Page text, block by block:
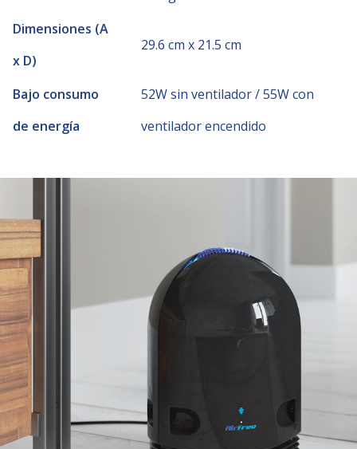
Dimensiones (A
x D)
29.6 cm x 21.5 cm
Bajo consumo
de energía
52W sin ventilador / 55W con
ventilador encendido